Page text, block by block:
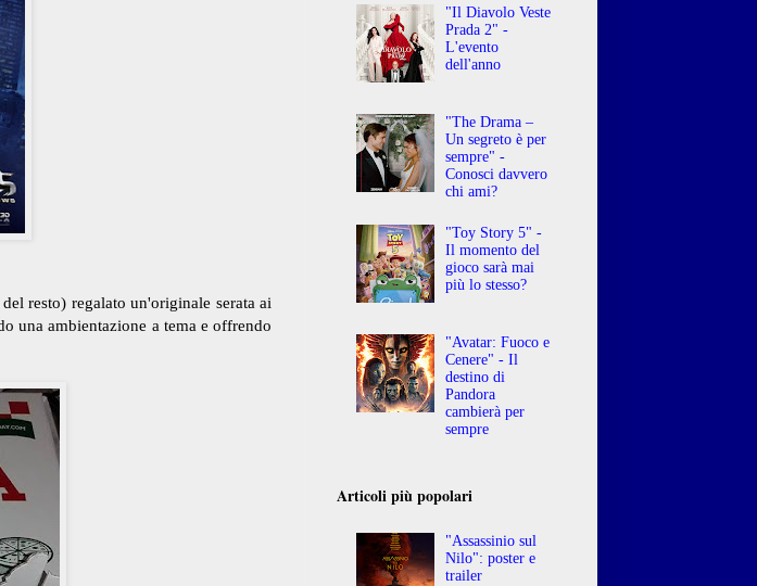
resto) regalato un'originale serata ai
una ambientazione a tema e offrendo
"Il Diavolo Veste
Prada 2" -
L'evento
dell'anno
"The Drama –
Un segreto è per
sempre" -
Conosci davvero
chi ami?
"Toy Story 5" -
Il momento del
gioco sarà mai
più lo stesso?
"Avatar: Fuoco e
Cenere" - Il
destino di
Pandora
cambierà per
sempre
Articoli più popolari
"Assassinio sul
Nilo": poster e
trailer